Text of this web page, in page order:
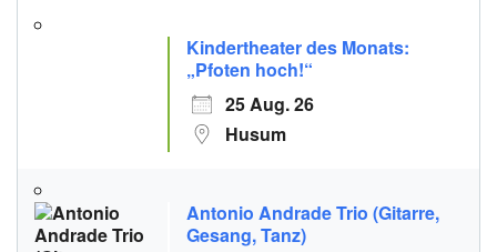
Kindertheater des Monats:
„Pfoten hoch!“
25 Aug. 26
Husum
Antonio Andrade Trio (Gitarre,
Gesang, Tanz)